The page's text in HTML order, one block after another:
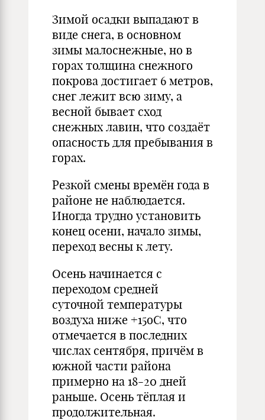
Зимой осадки выпадают в
виде снега, в основном
зимы малоснежные, но в
горах толщина снежного
покрова достигает 6 метров,
снег лежит всю зиму, а
весной бывает сход
снежных лавин, что создаёт
опасность для пребывания в
горах.
Резкой смены времён года в
районе не наблюдается.
Иногда трудно установить
конец осени, начало зимы,
переход весны к лету.
Осень начинается с
переходом средней
суточной температуры
воздуха ниже +15оС, что
отмечается в последних
числах сентября, причём в
южной части района
примерно на 18-20 дней
раньше. Осень тёплая и
продолжительная.